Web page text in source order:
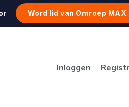
Word lid van Omroep MAX
Inloggen